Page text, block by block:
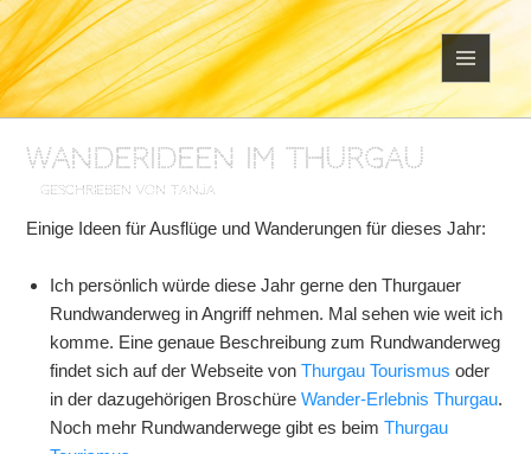
MENÜ
UND
Wanderideen im Thurgau
geschrieben von Tanja
Einige Ideen für Ausflüge und Wanderungen für dieses Jahr:
Ich persönlich würde diese Jahr gerne den Thurgauer
Rundwanderweg in Angriff nehmen. Mal sehen wie weit ich
komme. Eine genaue Beschreibung zum Rundwanderweg
findet sich auf der Webseite vonThurgau Tourismus oder
in der dazugehörigen BroschüreWander-Erlebnis Thurgau.
Noch mehr Rundwanderwege gibt es beimThurgau